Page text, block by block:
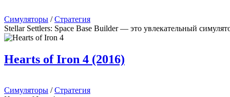
Симуляторы /Стратегия
Stellar Settlers: Space Base Builder — это увлекательный
Hearts of Iron 4 (2016)
Симуляторы /Стратегия